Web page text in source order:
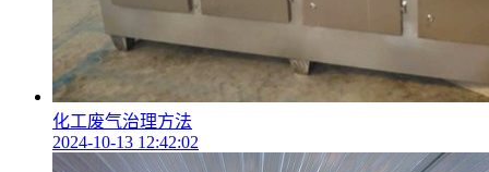
化工废气治理方法
2024-10-13 12:42:02